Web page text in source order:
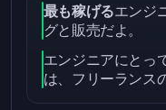
最も稼げるエンジ
グと販売だよ。
エンジニアにとっ
は、フリーランス